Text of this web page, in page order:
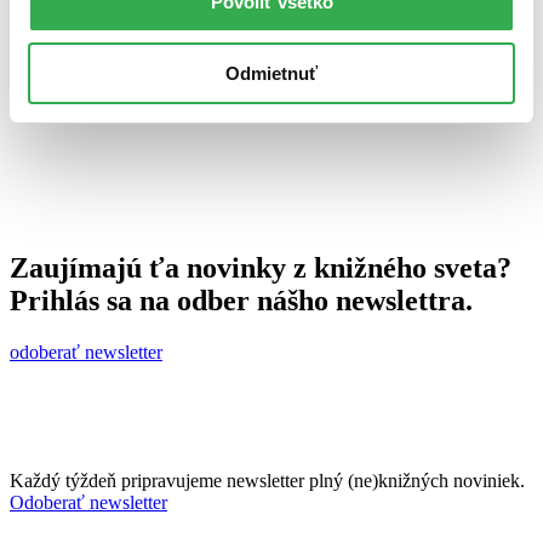
Odmietnuť
Zaujímajú ťa novinky z knižného sveta?
Prihlás sa na odber nášho newslettra.
odoberať newsletter
Každý týždeň pripravujeme newsletter plný (ne)knižných noviniek.
Odoberať newsletter